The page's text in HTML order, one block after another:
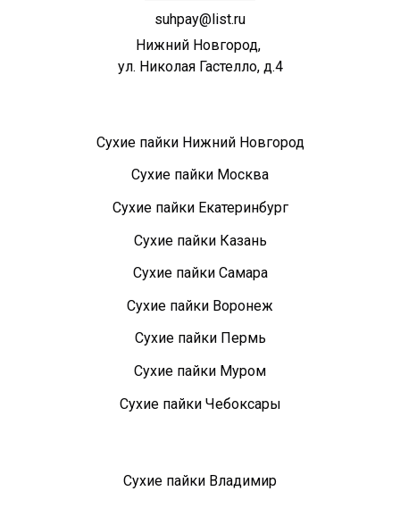
suhpay@list.ru
Нижний Новгород,
ул. Николая Гастелло, д.4
Сухие пайки Нижний Новгород
Сухие пайки Москва
Сухие пайки Екатеринбург
Сухие пайки Казань
Сухие пайки Самара
Сухие пайки Воронеж
Сухие пайки Пермь
Сухие пайки Муром
Сухие пайки Чебоксары
Сухие пайки Владимир